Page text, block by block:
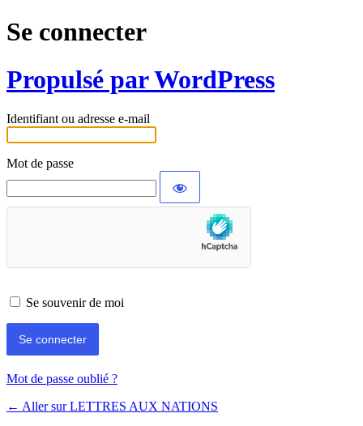
Se connecter
Propulsé par WordPress
Identifiant ou adresse e-mail
Mot de passe
Se souvenir de moi
Alternative:
Mot de passe oublié ?
← Aller sur LETTRES AUX NATIONS